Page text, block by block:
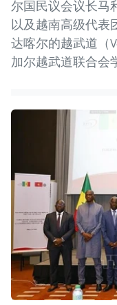
尔国民议会议长马
以及越南高级代表
达喀尔的越武道（
加尔越武道联合会